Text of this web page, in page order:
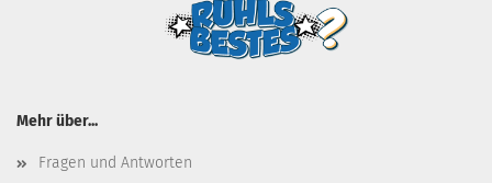
Mehr über...
Fragen und Antworten